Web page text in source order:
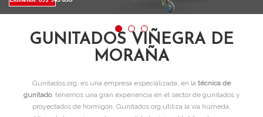
GUNITADOS VIÑEGRA DE
MORAÑA
Gunitados.org, es una empresa especializada, en la técnica de
gunitado, tenemos una gran experiencia en el sector de gunitados y
proyectados de hormigón. Gunitados.org utiliza la vía húmeda,